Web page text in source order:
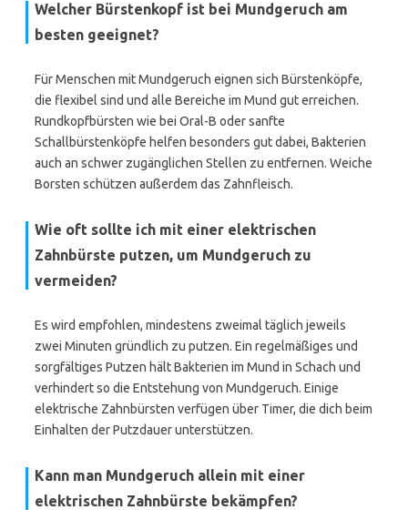
Welcher Bürstenkopf ist bei Mundgeruch am
besten geeignet?
Für Menschen mit Mundgeruch eignen sich Bürstenköpfe,
die flexibel sind und alle Bereiche im Mund gut erreichen.
Rundkopfbürsten wie bei Oral-B oder sanfte
Schallbürstenköpfe helfen besonders gut dabei, Bakterien
auch an schwer zugänglichen Stellen zu entfernen. Weiche
Borsten schützen außerdem das Zahnfleisch.
Wie oft sollte ich mit einer elektrischen
Zahnbürste putzen, um Mundgeruch zu
vermeiden?
Es wird empfohlen, mindestens zweimal täglich jeweils
zwei Minuten gründlich zu putzen. Ein regelmäßiges und
sorgfältiges Putzen hält Bakterien im Mund in Schach und
verhindert so die Entstehung von Mundgeruch. Einige
elektrische Zahnbürsten verfügen über Timer, die dich beim
Einhalten der Putzdauer unterstützen.
Kann man Mundgeruch allein mit einer
elektrischen Zahnbürste bekämpfen?